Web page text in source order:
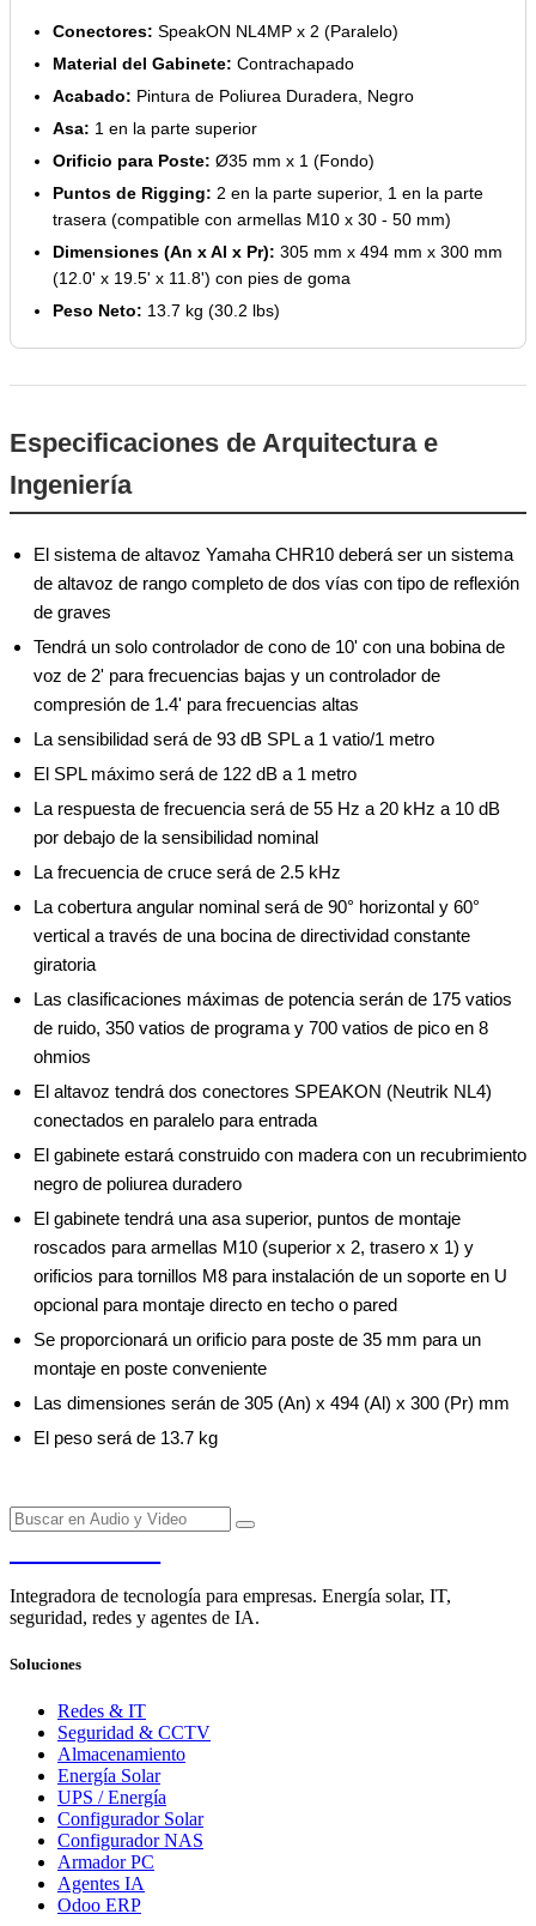
Conectores: SpeakON NL4MP x 2 (Paralelo)
Material del Gabinete: Contrachapado
Acabado: Pintura de Poliurea Duradera, Negro
Asa: 1 en la parte superior
Orificio para Poste: Ø35 mm x 1 (Fondo)
Puntos de Rigging: 2 en la parte superior, 1 en la parte
trasera (compatible con armellas M10 x 30 - 50 mm)
Dimensiones (An x Al x Pr): 305 mm x 494 mm x 300 mm
(12.0' x 19.5' x 11.8') con pies de goma
Peso Neto: 13.7 kg (30.2 lbs)
Especificaciones de Arquitectura e
Ingeniería
El sistema de altavoz Yamaha CHR10 deberá ser un sistema
de altavoz de rango completo de dos vías con tipo de reflexión
de graves
Tendrá un solo controlador de cono de 10' con una bobina de
voz de 2' para frecuencias bajas y un controlador de
compresión de 1.4' para frecuencias altas
La sensibilidad será de 93 dB SPL a 1 vatio/1 metro
El SPL máximo será de 122 dB a 1 metro
La respuesta de frecuencia será de 55 Hz a 20 kHz a 10 dB
por debajo de la sensibilidad nominal
La frecuencia de cruce será de 2.5 kHz
La cobertura angular nominal será de 90° horizontal y 60°
vertical a través de una bocina de directividad constante
giratoria
Las clasificaciones máximas de potencia serán de 175 vatios
de ruido, 350 vatios de programa y 700 vatios de pico en 8
ohmios
El altavoz tendrá dos conectores SPEAKON (Neutrik NL4)
conectados en paralelo para entrada
El gabinete estará construido con madera con un recubrimiento
negro de poliurea duradero
El gabinete tendrá una asa superior, puntos de montaje
roscados para armellas M10 (superior x 2, trasero x 1) y
orificios para tornillos M8 para instalación de un soporte en U
opcional para montaje directo en techo o pared
Se proporcionará un orificio para poste de 35 mm para un
montaje en poste conveniente
Las dimensiones serán de 305 (An) x 494 (Al) x 300 (Pr) mm
El peso será de 13.7 kg
Integradora de tecnología para empresas. Energía solar, IT,
seguridad, redes y agentes de IA.
Soluciones
Redes & IT
Seguridad & CCTV
Almacenamiento
Energía Solar
UPS / Energía
Configurador Solar
Configurador NAS
Armador PC
Agentes IA
Odoo ERP